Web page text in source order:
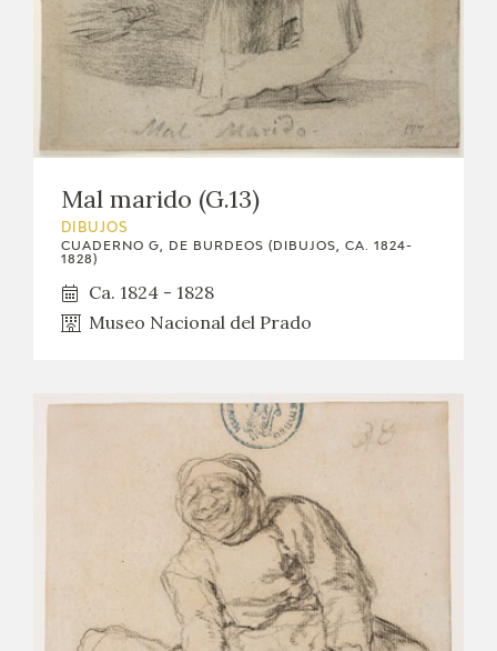
Mal marido (G.13)
DIBUJOS
CUADERNO G, DE BURDEOS (DIBUJOS, CA. 1824-
1828)
Ca. 1824 - 1828
Museo Nacional del Prado